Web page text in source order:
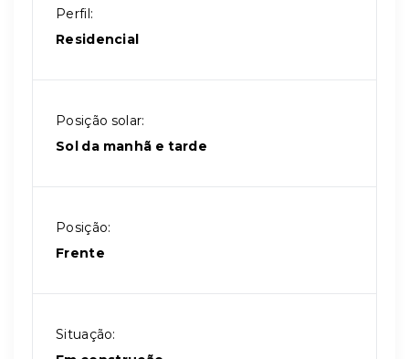
Perfil:
Residencial
Posição solar:
Sol da manhã e tarde
Posição:
Frente
Situação: